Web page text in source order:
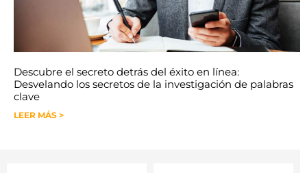
Descubre el secreto detrás del éxito en línea:
Desvelando los secretos de la investigación de palabras
clave
LEER MÁS >